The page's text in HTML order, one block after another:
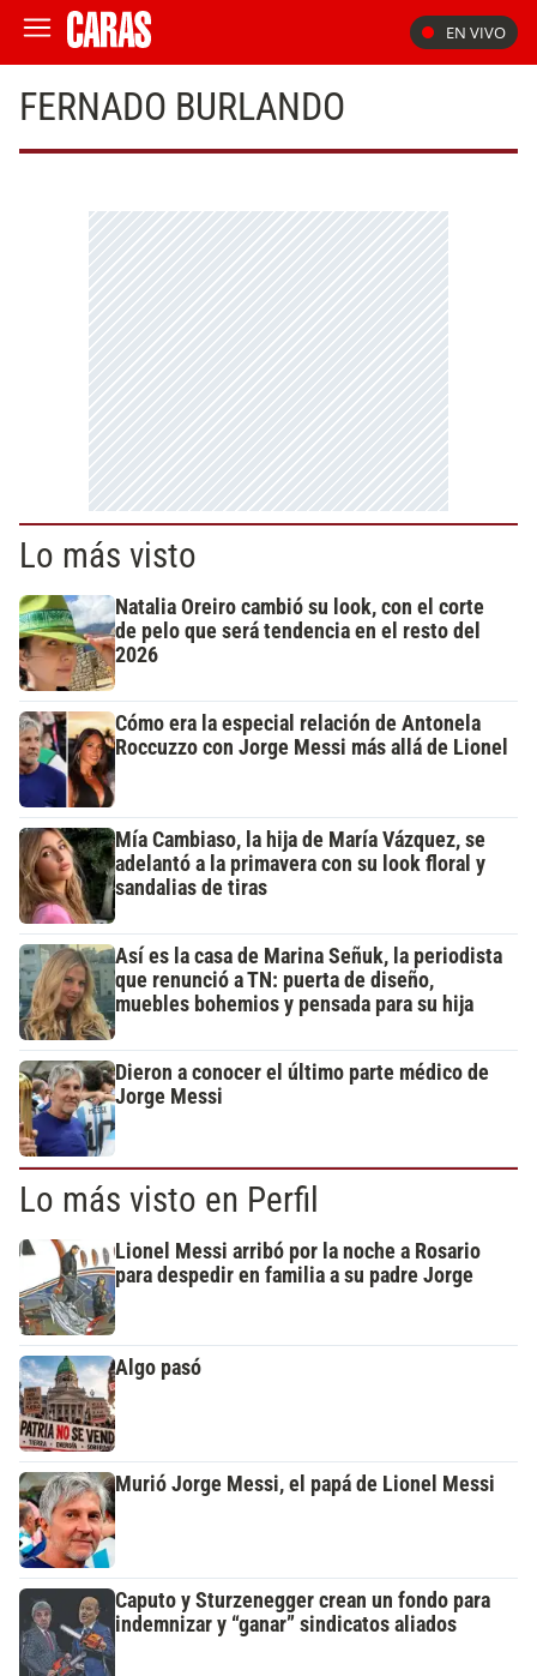
EN VIVO
FERNADO BURLANDO
Lo más visto
Natalia Oreiro cambió su look, con el corte
de pelo que será tendencia en el resto del
2026
Cómo era la especial relación de Antonela
Roccuzzo con Jorge Messi más allá de Lionel
Mía Cambiaso, la hija de María Vázquez, se
adelantó a la primavera con su look floral y
sandalias de tiras
Así es la casa de Marina Señuk, la periodista
que renunció a TN: puerta de diseño,
muebles bohemios y pensada para su hija
Dieron a conocer el último parte médico de
Jorge Messi
Lo más visto en Perfil
Lionel Messi arribó por la noche a Rosario
para despedir en familia a su padre Jorge
Algo pasó
Murió Jorge Messi, el papá de Lionel Messi
Caputo y Sturzenegger crean un fondo para
indemnizar y “ganar” sindicatos aliados